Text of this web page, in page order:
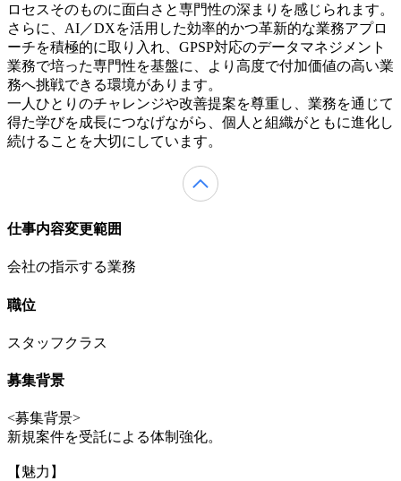
ロセスそのものに面白さと専門性の深まりを感じられます。
さらに、AI／DXを活用した効率的かつ革新的な業務アプロ
ーチを積極的に取り入れ、GPSP対応のデータマネジメント
業務で培った専門性を基盤に、より高度で付加価値の高い業
務へ挑戦できる環境があります。
一人ひとりのチャレンジや改善提案を尊重し、業務を通じて
得た学びを成長につなげながら、個人と組織がともに進化し
続けることを大切にしています。
仕事内容変更範囲
会社の指示する業務
職位
スタッフクラス
募集背景
<募集背景>
新規案件を受託による体制強化。
【魅力】